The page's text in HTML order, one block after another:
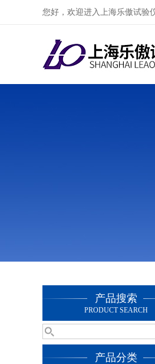
您好，欢迎进入上海乐傲试验
产品搜索
PRODUCT SEARCH
产品分类